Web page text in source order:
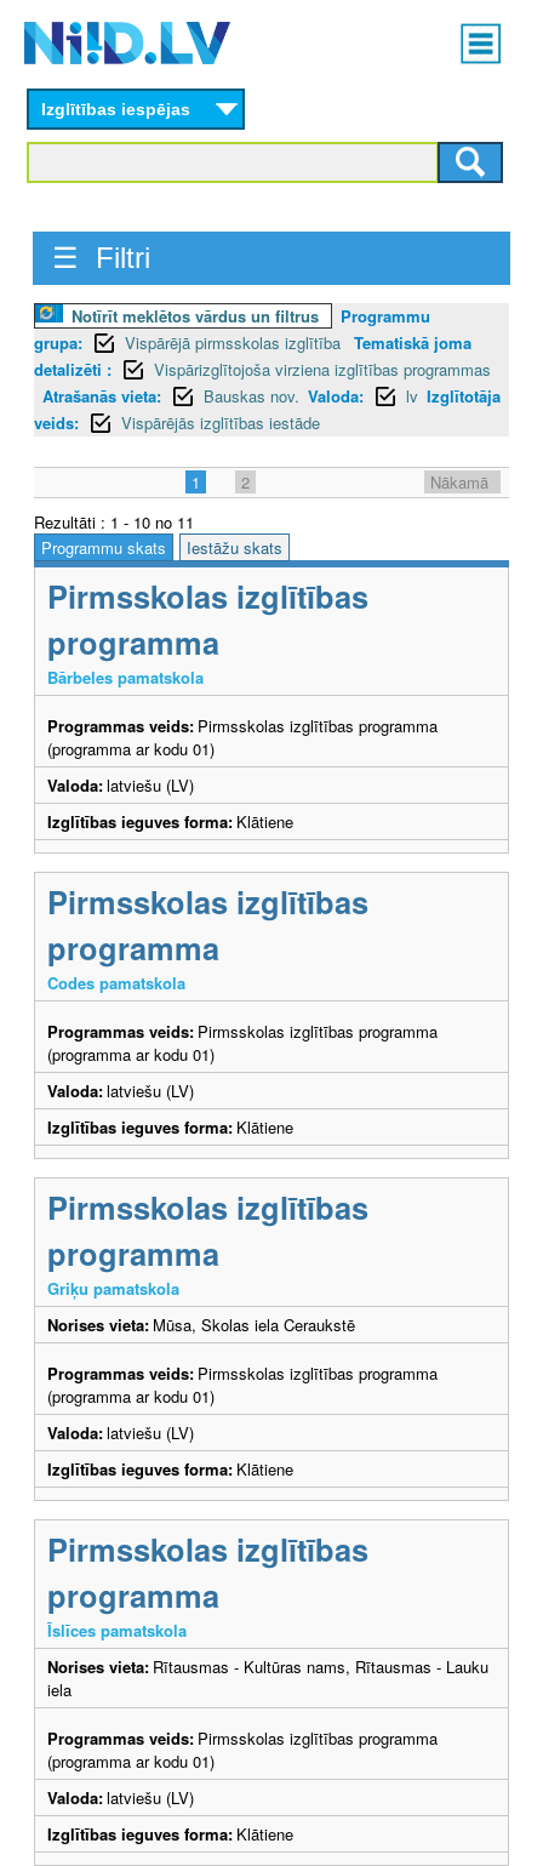
content
Main
menu
Izglītības iespējas
☰ Filtri
Notīrīt meklētos vārdus un filtrus
Programmu
grupa:
Vispārējā pirmsskolas izglītība Tematiskā joma
detalizēti :
Vispārizglītojoša virziena izglītības programmas
Atrašanās vieta:
Bauskas nov. Valoda: lv Izglītotāja
veids:
Vispārējās izglītības iestāde
1 2
Nākamā
Rezultāti : 1 - 10 no 11
Programmu skats
Iestāžu skats
Pirmsskolas izglītības
programma
Bārbeles pamatskola
Programmas veids: Pirmsskolas izglītības programma
(programma ar kodu 01)
Valoda:latviešu (LV)
Izglītības ieguves forma: Klātiene
Pirmsskolas izglītības
programma
Codes pamatskola
Programmas veids: Pirmsskolas izglītības programma
(programma ar kodu 01)
Valoda:latviešu (LV)
Izglītības ieguves forma: Klātiene
Pirmsskolas izglītības
programma
Griķu pamatskola
Norises vieta: Mūsa, Skolas iela Ceraukstē
Programmas veids: Pirmsskolas izglītības programma
(programma ar kodu 01)
Valoda:latviešu (LV)
Izglītības ieguves forma: Klātiene
Pirmsskolas izglītības
programma
Īslīces pamatskola
Norises vieta: Rītausmas - Kultūras nams, Rītausmas - Lauku
iela
Programmas veids: Pirmsskolas izglītības programma
(programma ar kodu 01)
Valoda:latviešu (LV)
Izglītības ieguves forma: Klātiene